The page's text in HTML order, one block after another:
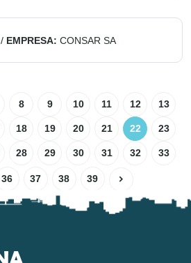
/ EMPRESA: CONSAR SA
8 9 10 11 12 13
18 19 20 21 22 23
28 29 30 31 32 33
36 37 38 39